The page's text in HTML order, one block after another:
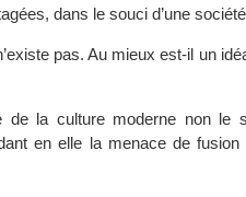
dans le souci d’une
pas. Au mieux est-il un
la culture moderne non le
en elle la menace de fusion